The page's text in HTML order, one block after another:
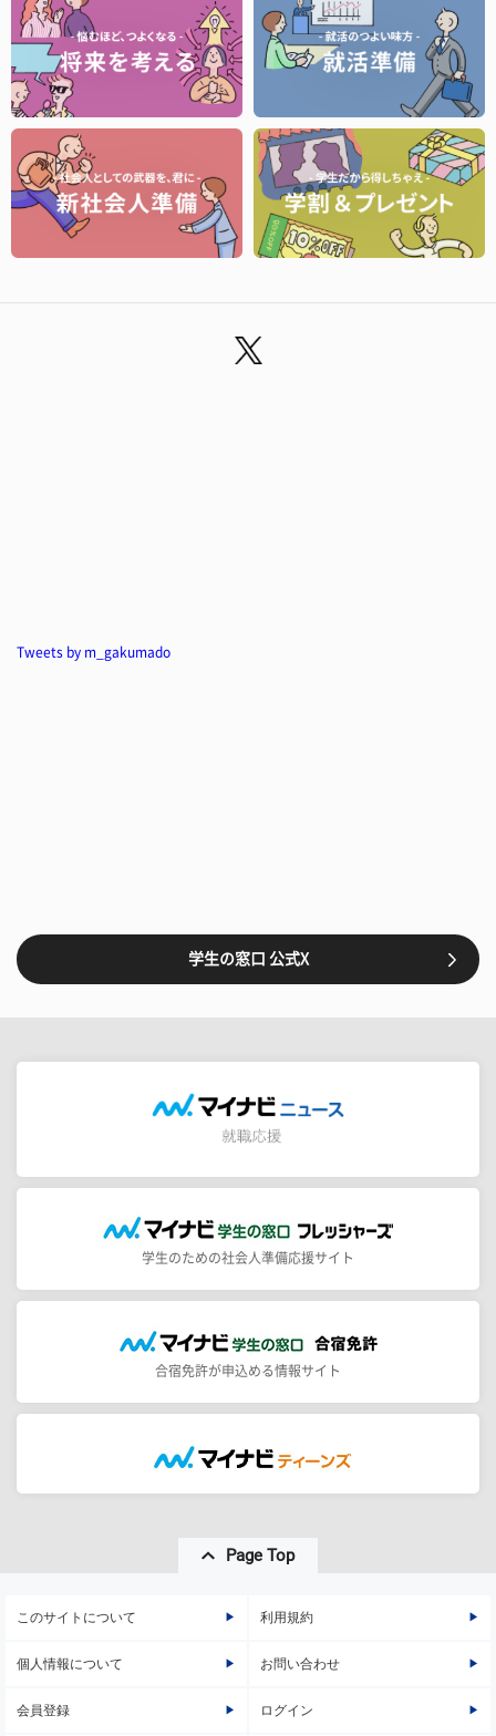
Tweets by m_gakumado
学生の窓口 公式X
学生のための社会人準備応援サイト
合宿免許が申込める情報サイト
Page Top
このサイトについて 利用規約
個人情報について お問い合わせ
会員登録 ログイン